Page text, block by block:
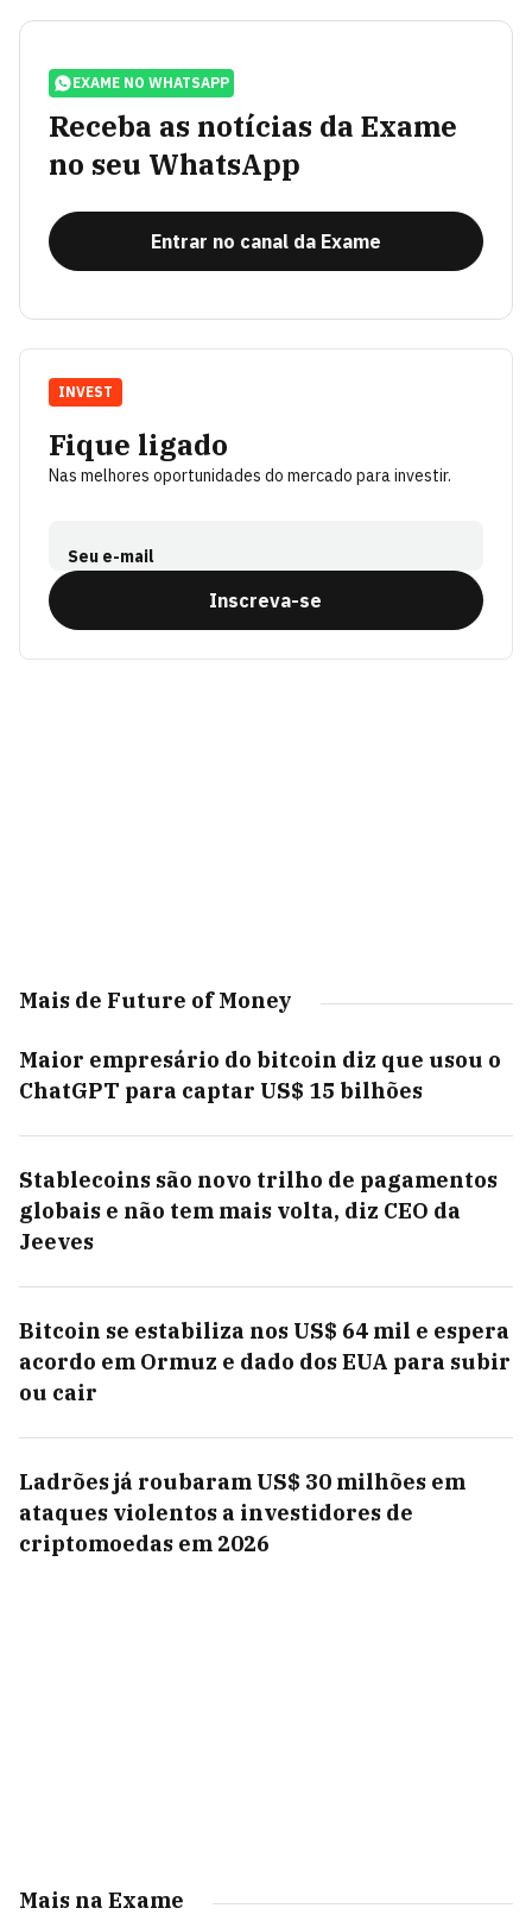
EXAME NO WHATSAPP
Receba as notícias da Exame
no seu WhatsApp
Entrar no canal da Exame
Fique ligado
Nas melhores oportunidades do mercado para investir.
Seu e-mail
Inscreva-se
INVEST
Mais de Future of Money
Maior empresário do bitcoin diz que usou o
ChatGPT para captar US$ 15 bilhões
Stablecoins são novo trilho de pagamentos
globais e não tem mais volta, diz CEO da
Jeeves
Bitcoin se estabiliza nos US$ 64 mil e espera
acordo em Ormuz e dado dos EUA para subir
ou cair
Ladrões já roubaram US$ 30 milhões em
ataques violentos a investidores de
criptomoedas em 2026
Mais na Exame